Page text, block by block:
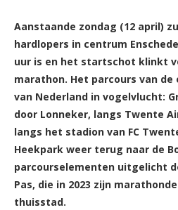
Aanstaande zondag (12 april)
hardlopers in centrum
uur is en het startschot klinkt
marathon. Het parcours van
van Nederland in vogelvlucht:
door Lonneker, langs Twente
langs het stadion van FC
Heekpark weer terug naar de
parcourselementen uitgelicht
Pas, die in 2023 zijn
thuisstad.